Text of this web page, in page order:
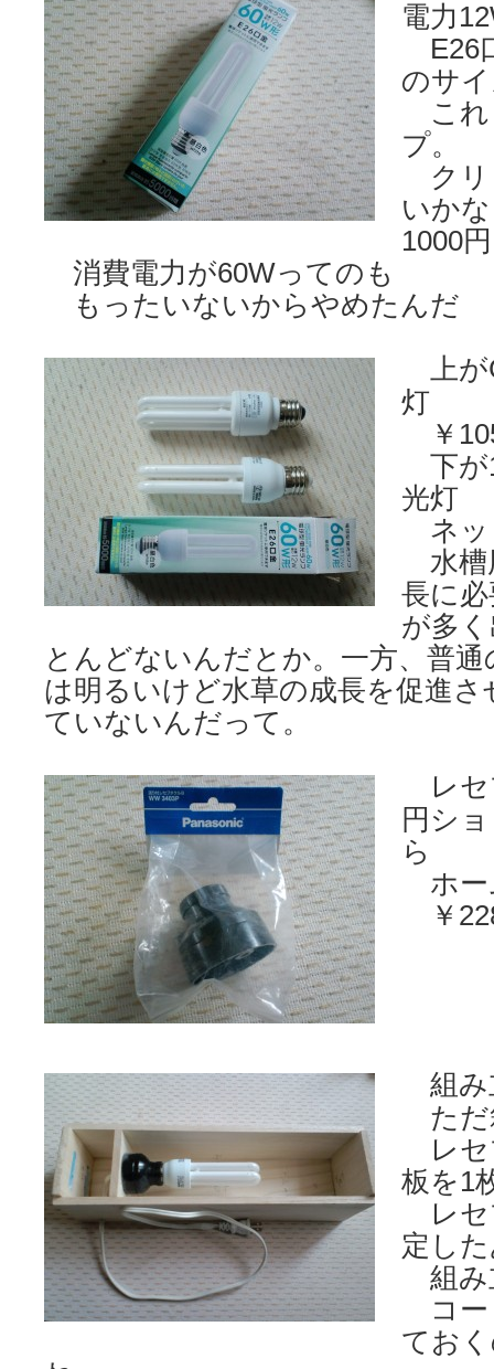
電力
E26
のサ
これ
プ。
クリ
いか
1000
消費電力が60Wってのも
もったいないからやめたんだ
上が
灯
￥
下が
光灯
ネッ
水槽
長に
が多
とんどないんだとか。一方、普
は明るいけど水草の成長を促進
ていないんだって。
レセ
円シ
ら
ホー
￥
組み
ただ
レセ
板を1
レセ
定し
組み
コー
てお